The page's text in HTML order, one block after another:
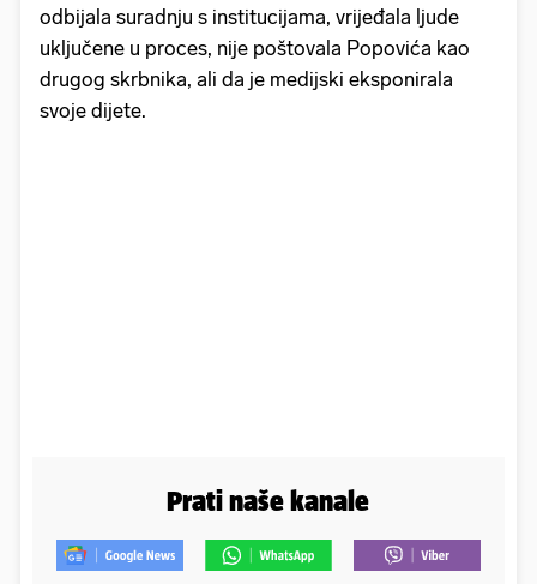
odbijala suradnju s institucijama, vrijeđala ljude
uključene u proces, nije poštovala Popovića kao
drugog skrbnika, ali da je medijski eksponirala
svoje dijete.
Prati naše kanale